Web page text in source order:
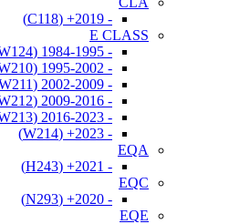
- 2019+ (C118)
E CLASS
- 1984-1995 (W124)
- 1995-2002 (W210)
- 2002-2009 (W211)
- 2009-2016 (W212)
- 2016-2023 (W213)
- 2023+ (W214)
EQA
- 2021+ (H243)
EQC
- 2020+ (N293)
EQE